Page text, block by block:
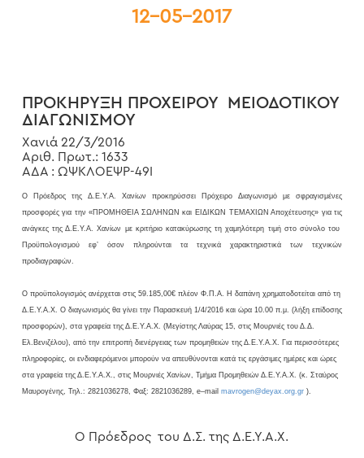
12-05-2017
ΠΡΟΚΗΡΥΞΗ ΠΡΟΧΕΙΡΟΥ ΜΕΙΟΔΟΤΙΚΟΥ
ΔΙΑΓΩΝΙΣΜΟΥ
Χανιά 22/3/2016
Αριθ. Πρωτ.: 1633
ΑΔΑ : ΩΨΚΛΟΕΨΡ-49Ι
Ο Πρόεδρος της Δ.Ε.Υ.Α. Χανίων προκηρύσσει Πρόχειρο Διαγωνισμό με σφραγισμένες
προσφορές για την «ΠΡΟΜΗΘΕΙΑ ΣΩΛΗΝΩΝ και ΕΙΔΙΚΩΝ ΤΕΜΑΧΙΩΝ Αποχέτευσης» για τις
ανάγκες της Δ.Ε.Υ.Α. Χανίων με κριτήριο κατακύρωσης τη χαμηλότερη τιμή στο σύνολο του
Προϋπολογισμού εφ’ όσον πληρούνται τα τεχνικά χαρακτηριστικά των τεχνικών
προδιαγραφών.
Οπροϋπολογισμός ανέρχεται στις 59.185,00€ πλέον Φ.Π.Α. Η δαπάνη χρηματοδοτείται από τη
Δ.Ε.Υ.Α.Χ. Ο διαγωνισμός θα γίνει την Παρασκευή 1/4/2016 και ώρα 10.00 π.μ. (λήξη επίδοσης
προσφορών), στα γραφεία της Δ.Ε.Υ.Α.Χ. (Μεγίστης Λαύρας 15, στις Μουρνιές του Δ.Δ.
Ελ.Βενιζέλου), από την επιτροπή διενέργειας των προμηθειών της Δ.Ε.Υ.Α.Χ. Για περισσότερες
πληροφορίες, οι ενδιαφερόμενοι μπορούν να απευθύνονται κατά τις εργάσιμες ημέρες και ώρες
στα γραφεία της Δ.Ε.Υ.Α.Χ., στις Μουρνιές Χανίων, Τμήμα Προμηθειών Δ.Ε.Υ.Α.Χ. (κ. Σταύρος
Μαυρογένης, Τηλ.: 2821036278, Φαξ: 2821036289, e–mail mavrogen@deyax.org.gr).
Ο Πρόεδρος του Δ.Σ. της Δ.Ε.Υ.Α.Χ.